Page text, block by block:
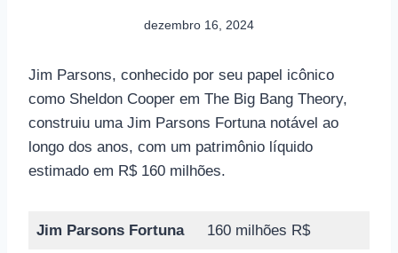
dezembro 16, 2024
Jim Parsons, conhecido por seu papel icônico
como Sheldon Cooper em The Big Bang Theory,
construiu uma Jim Parsons Fortuna notável ao
longo dos anos, com um patrimônio líquido
estimado em R$ 160 milhões.
Jim Parsons Fortuna 160 milhões R$